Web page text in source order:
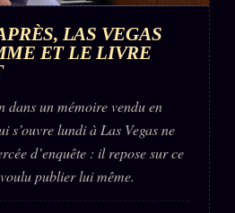
LAS VEGAS
ET LE LIVRE
dans un mémoire vendu en
s’ouvre lundi à Las Vegas ne
d’enquête : il repose sur ce
publier lui même.